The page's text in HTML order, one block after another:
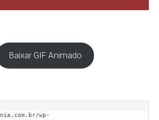
Baixar GIF Animado
wp-